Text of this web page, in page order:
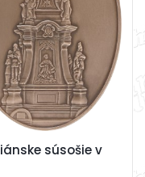
súsošie v